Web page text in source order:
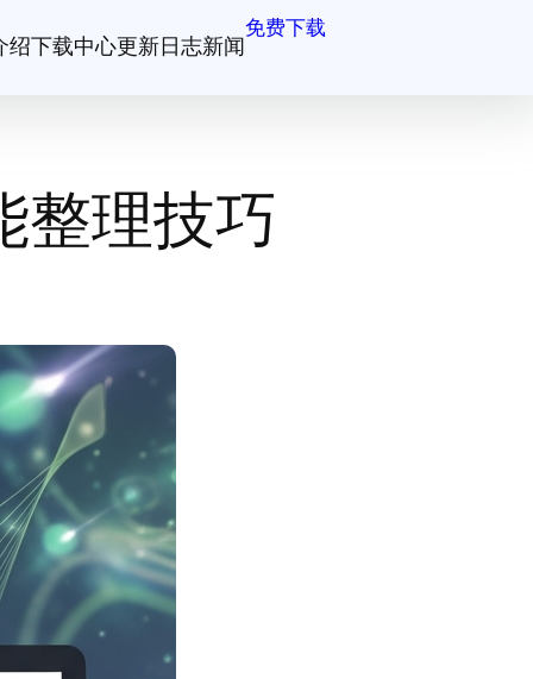
绍下载中心更新日志新闻
免费下载
理技巧